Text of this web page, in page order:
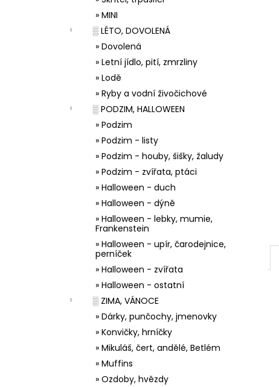
» MINI
░ LÉTO, DOVOLENÁ
» Dovolená
» Letní jídlo, pití, zmrzliny
» Lodě
» Ryby a vodní živočichové
░ PODZIM, HALLOWEEN
» Podzim
» Podzim - listy
» Podzim - houby, šišky, žaludy
» Podzim - zvířata, ptáci
» Halloween - duch
» Halloween - dýně
» Halloween - lebky, mumie,
Frankenstein
» Halloween - upír, čarodejnice,
perníček
» Halloween - zvířata
» Halloween - ostatní
░ ZIMA, VÁNOCE
» Dárky, punčochy, jmenovky
» Konvičky, hrníčky
» Mikuláš, čert, andělé, Betlém
» Muffins
» Ozdoby, hvězdy
33001 ZDOBÍCÍ SÁČEK